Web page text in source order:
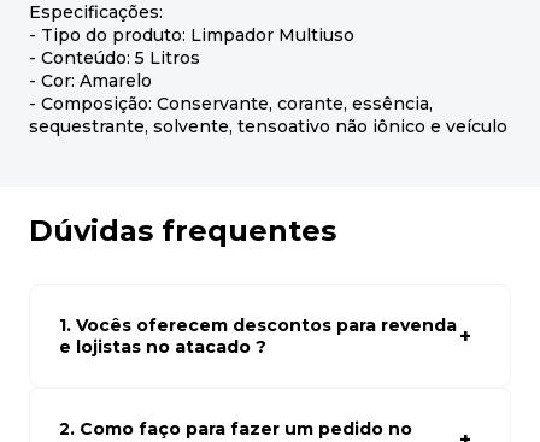
Especificações:
- Tipo do produto: Limpador Multiuso
- Conteúdo: 5 Litros
- Cor: Amarelo
- Composição: Conservante, corante, essência,
sequestrante, solvente, tensoativo não iônico e veículo
Dúvidas frequentes
1. Vocês oferecem descontos para revenda
e lojistas no atacado ?
atacado empresas e compre com os melhores preços
2. Como faço para fazer um pedido no